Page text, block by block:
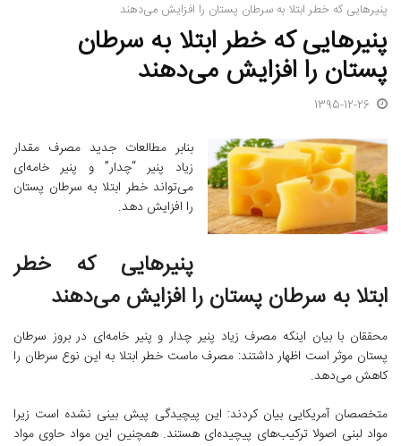
پنیرهایی که خطر ابتلا به سرطان پستان را افزایش می‌دهند
پنیرهایی که خطر ابتلا به سرطان
پستان را افزایش می‌دهند
1395-12-26
بنابر مطالعات جدید مصرف مقدار
زیاد پنیر “چدار” و پنیر خامه‌ای
می‌تواند خطر ابتلا به سرطان پستان
را افزایش دهد.
پنیرهایی که خطر
ابتلا به سرطان پستان را افزایش می‌دهند
محققان با بیان اینکه مصرف زیاد پنیر چدار و پنیر خامه‌ای در بروز سرطان
پستان موثر است اظهار داشتند: مصرف ماست خطر ابتلا به این نوع سرطان را
کاهش می‌دهد.
متخصصان آمریکایی بیان کردند: این پیچیدگی پیش بینی نشده‌ است زیرا
مواد لبنی اصولا ترکیب‌های پیچیده‌ای هستند. همچنین این مواد حاوی مواد